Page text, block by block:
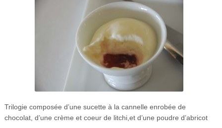
Trilogie composée d’une sucette à la cannelle enrobée de
chocolat, d’une crème et coeur de litchi,et d’une poudre d’abricot